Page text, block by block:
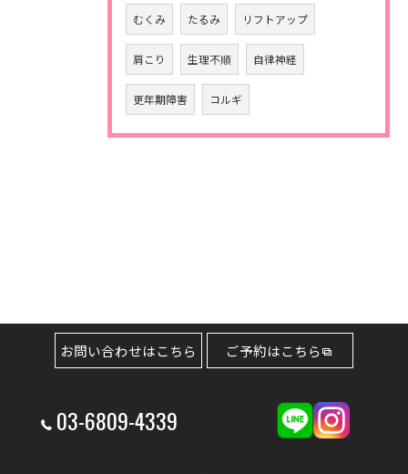
むくみ たるみ リフトアップ
肩こり 生理不順 自律神経
更年期障害 コルギ
03-6809-4339
お問い合わせはこちら ご予約はこちら